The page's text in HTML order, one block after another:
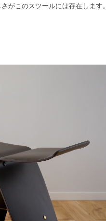
がこのスツールには存在します。